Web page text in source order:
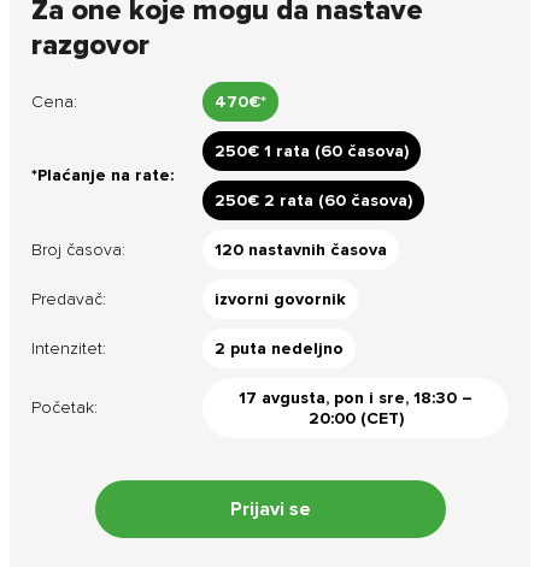
Za one koje mogu da nastave
razgovor
Cena: 470€*
*Plaćanje na rate:
250€ 1 rata (60 časova)
250€ 2 rata (60 časova)
Broj časova: 120 nastavnih časova
Predavač: izvorni govornik
Intenzitet: 2 puta nedeljno
Početak:
17 avgusta, pon i sre, 18:30 –
20:00 (CET)
Prijavi se
Saglasan/saglasna sam sa obradom mojih ličnih
Slažem se sa uslovima korišćenja
Saglasan/saglasna sam sa obradom mojih ličnih
Slažem se sa uslovima korišćenja